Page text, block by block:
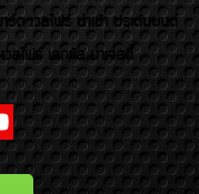
ด เวลไฟร์ นำเข้า ประดับยนต์
วลไฟร์ เลกซัส มาเจสตี้